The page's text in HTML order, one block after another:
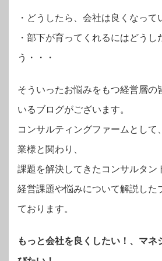
・ どうしたら、会社は良くなって
・部下が育ってくれるにはどうし
う・・・
そういったお悩みをもつ経営層の
いるブログがございます。
コンサルティングファームとして
業様と関わり、
課題を解決してきたコンサルタン
経営課題や悩みについて解説した
ております。
もっと会社を良くしたい！、マネ